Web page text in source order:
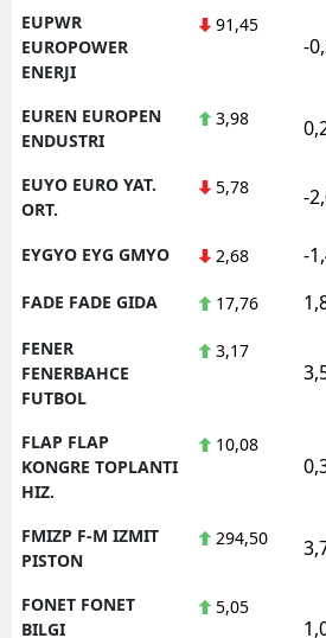
EUPWR
EUROPOWER
ENERJI
91,45
-
EUREN EUROPEN
ENDUSTRI
3,98
EUYO EURO YAT.
ORT.
5,78 -
EYGYO EYG GMYO 2,68 -
FADE FADE GIDA 17,76
FENER
FENERBAHCE
FUTBOL
3,17
FLAP FLAP
KONGRE TOPLANTI
HIZ.
10,08
FMIZP F-M IZMIT
PISTON
294,50
FONET FONET
BILGI
5,05